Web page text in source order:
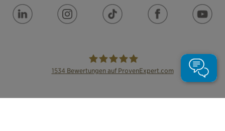
1534 Bewertungen auf ProvenExpert.com